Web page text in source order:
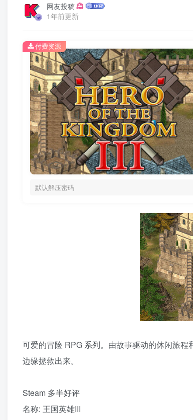
网友投稿
1年前更新
默认解压密码
付费资源
可爱的冒险 RPG 系列。由故事驱动的休闲旅
边缘拯救出来。
Steam 多半好评
名称: 王国英雄III